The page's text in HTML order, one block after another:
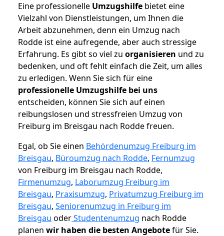
Eine professionelle Umzugshilfe bietet eine
Vielzahl von Dienstleistungen, um Ihnen die
Arbeit abzunehmen, denn ein Umzug nach
Rodde ist eine aufregende, aber auch stressige
Erfahrung. Es gibt so viel zu organisieren und zu
bedenken, und oft fehlt einfach die Zeit, um alles
zu erledigen. Wenn Sie sich für eine
professionelle Umzugshilfe bei uns
entscheiden, können Sie sich auf einen
reibungslosen und stressfreien Umzug von
Freiburg im Breisgau nach Rodde freuen.
Egal, ob Sie einen Behördenumzug Freiburg im
Breisgau, Büroumzug nach Rodde, Fernumzug
von Freiburg im Breisgau nach Rodde,
Firmenumzug, Laborumzug Freiburg im
Breisgau, Praxisumzug, Privatumzug Freiburg im
Breisgau, Seniorenumzug in Freiburg im
Breisgau oderStudentenumzug nach Rodde
planen wir haben die besten Angebotefür Sie.